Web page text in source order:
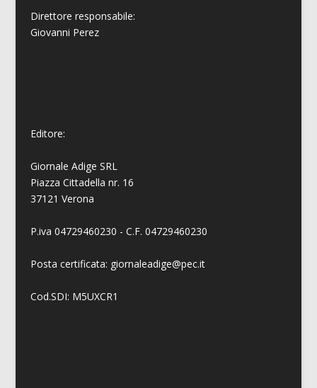
Direttore responsabile:
Giovanni Perez
Editore:
Giornale Adige SRL
Piazza Cittadella nr. 16
37121 Verona
P.iva 04729460230 - C.F. 04729460230
Posta certificata: giornaleadige@pec.it
Cod.SDI: M5UXCR1